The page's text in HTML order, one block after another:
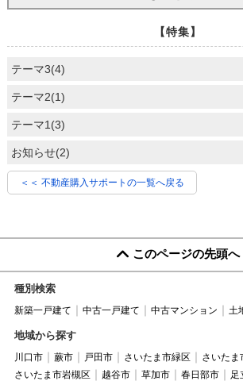
【特集】
テーマ3(4)
テーマ2(1)
テーマ1(3)
お知らせ(2)
＜＜ 不動産購入サポートの一覧へ戻る
このページの先頭へ
種別検索
新築一戸建て 中古一戸建て 中古マンション 土
地域から探す
川口市 蕨市 戸田市 さいたま市緑区
さいたま
さいたま市岩槻区
越谷市 草加市 春日部市 足